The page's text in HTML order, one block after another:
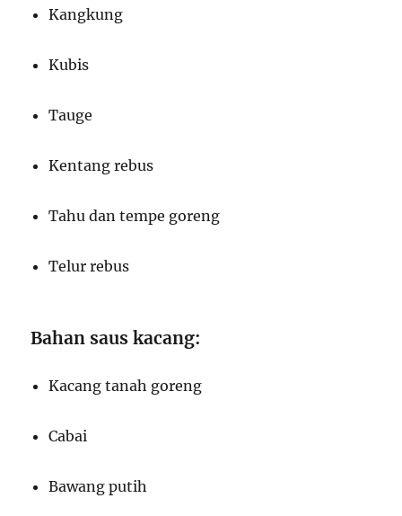
Kangkung
Kubis
Tauge
Kentang rebus
Tahu dan tempe goreng
Telur rebus
Bahan saus kacang:
Kacang tanah goreng
Cabai
Bawang putih